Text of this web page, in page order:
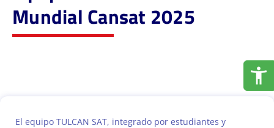
Mundial Cansat 2025
El equipo TULCAN SAT, integrado por estudiantes y